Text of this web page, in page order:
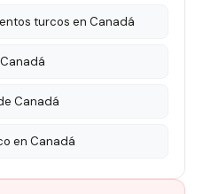
turcos en Canadá
Canadá
en Canadá